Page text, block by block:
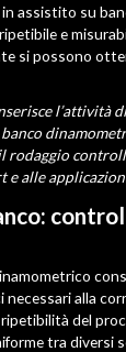
assistito su
e
si possono
l’attività
rodaggio
e alle
necessari alla
ripetibilità del
tra diversi